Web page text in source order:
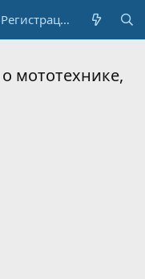
Регистрация
мототехнике,